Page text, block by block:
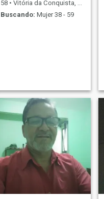
58 • Vitória da Conquista, Bahia, Brasil
Buscando: Mujer 38 - 59